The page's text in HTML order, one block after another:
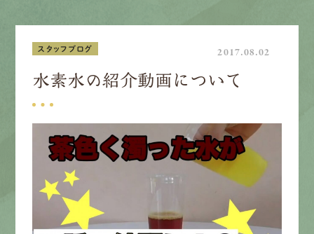
募集要項
先輩インタビュー
エントリー
スタッフブログ 2017.08.02
水素水の紹介動画について